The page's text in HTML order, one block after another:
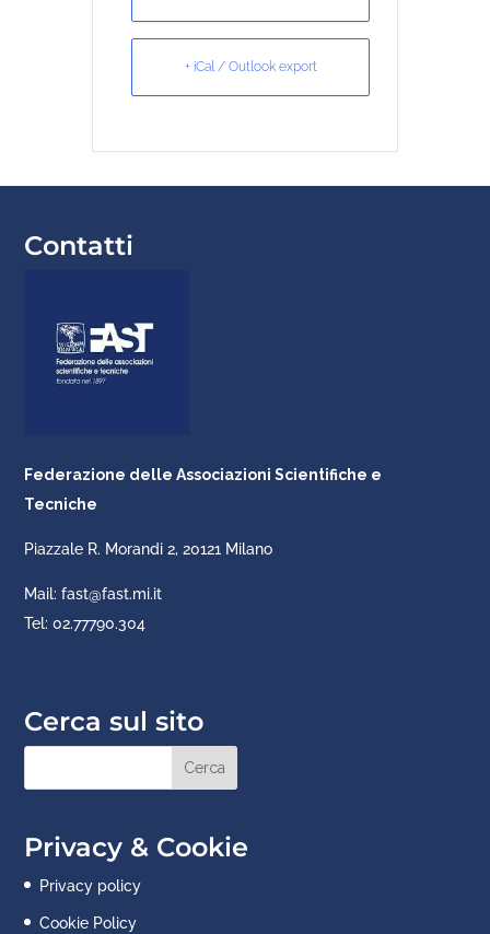
+ iCal / Outlook export
Contatti
Federazione delle Associazioni Scientifiche e
Tecniche
Piazzale R. Morandi 2, 20121 Milano
Mail: fast@fast.mi.it
Tel: 02.77790.304
Cerca sul sito
Privacy & Cookie
Privacy policy
Cookie Policy